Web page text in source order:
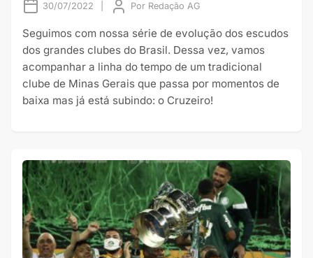
30/07/2022 Por Redação AG
Seguimos com nossa série de evolução dos escudos
dos grandes clubes do Brasil. Dessa vez, vamos
acompanhar a linha do tempo de um tradicional
clube de Minas Gerais que passa por momentos de
baixa mas já está subindo: o Cruzeiro!